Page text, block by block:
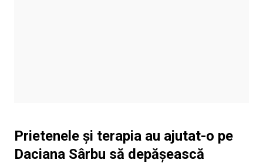
Prietenele și terapia au ajutat-o pe
Daciana Sârbu să depășească